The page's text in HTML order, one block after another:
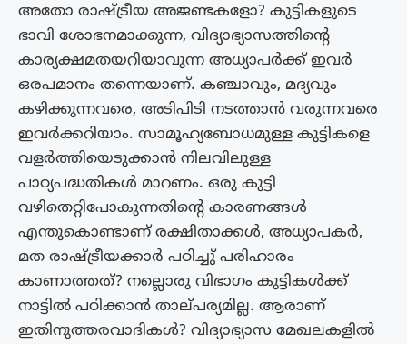
അതോ രാഷ്ട്രീയ അജണ്ടകളോ? കുട്ടികളുടെ
ഭാവി ശോഭനമാക്കുന്ന, വിദ്യാഭ്യാസത്തിന്റെ
കാര്യക്ഷമതയറിയാവുന്ന അധ്യാപർക്ക് ഇവർ
ഒരപമാനം തന്നെയാണ്. കഞ്ചാവും, മദ്യവും
കഴിക്കുന്നവരെ, അടിപിടി നടത്താൻ വരുന്നവരെ
ഇവർക്കറിയാം. സാമൂഹ്യബോധമുള്ള കുട്ടികളെ
വളർത്തിയെടുക്കാൻ നിലവിലുള്ള
പാഠ്യപദ്ധതികൾ മാറണം. ഒരു കുട്ടി
വഴിതെറ്റിപോകുന്നതിൻ്റെ കാരണങ്ങൾ
എന്തുകൊണ്ടാണ് രക്ഷിതാക്കൾ, അധ്യാപകർ,
മത രാഷ്ട്രീയക്കാർ പഠിച്ചു് പരിഹാരം
കാണാത്തത്? നല്ലൊരു വിഭാഗം കുട്ടികൾക്ക്
നാട്ടിൽ പഠിക്കാൻ താല്‌പര്യമില്ല. ആരാണ്
ഇതിനുത്തരവാദികൾ? വിദ്യാഭ്യാസ മേഖലകളിൽ